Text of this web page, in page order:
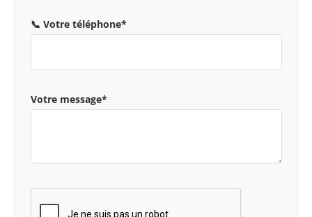
📞 Votre téléphone*
Votre message*